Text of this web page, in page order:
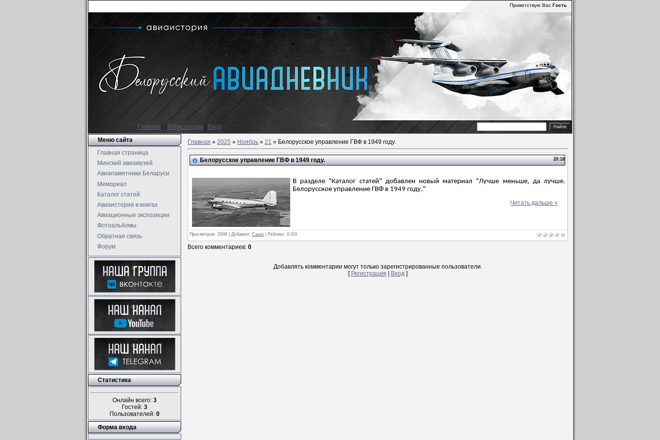
Приветствую Вас Гость
Главная Регистрация
Вход
Меню сайта
Главная страница
Минский авиамузей
Авиапамятники Беларуси
Мемориал
Каталог статей
Авиаистория в книгах
Авиационные экспозиции
Фотоальбомы
Обратная связь
Форум
Статистика
Онлайн всего: 3
Гостей: 3
Пользователей: 0
Форма входа
Главная»2025 » Ноябрь » 21» Белорусское управление ГВФ в 1949 году.
20:18
Белорусское управление ГВФ в 1949 году.
В разделе "Каталог статей" добавлен новый материал "Лучше меньше, да лучше.
Белорусское управление ГВФ в 1949 году."
Читать дальше »
Просмотров: 2608 | Добавил: Саша Рейтинг: 0.0/0
Всего комментариев:0
Добавлять комментарии могут только зарегистрированные пользователи.
[Регистрация|Вход]